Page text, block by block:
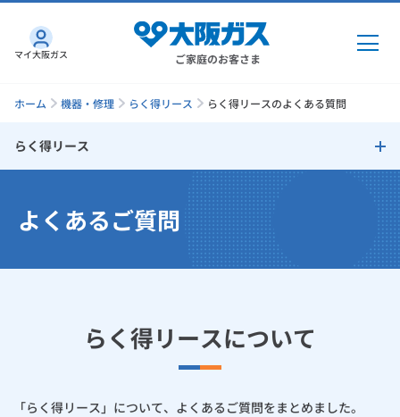
ご家庭のお客さま
ガス・電気 トップ
トップ
まとめプラン紹介
インターネット
さすガねっとのメリット
機器・修理 トップ
くらしのサービス
お手続き・サポート
マイ大阪ガス
ホーム 機器・修理 らく得リース らく得リースのよくある質問
らく得リース
らく得リース対象商品一覧表（乾太くん）
よくあるご質問
らく得リースについて
「らく得リース」について、よくあるご質問をまとめました。